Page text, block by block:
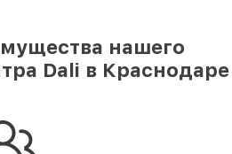
нашего
Dali в Краснодаре